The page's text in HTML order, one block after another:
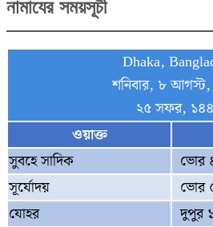
নামাযের সময়সূচী
Dhaka,
শনিবার, ৮
২৫ সফর,
ওয়াক্ত
সুবহে সাদিক
ভোর
সূর্যোদয়
ভোর
যোহর
দুপুর